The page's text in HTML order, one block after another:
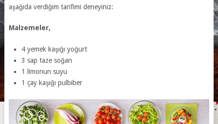
aşağıda verdiğim tarifimi deneyiniz:
Malzemeler,
4 yemek kaşığı yoğurt
3 sap taze soğan
1 limonun suyu
1 çay kaşığı pulbiber